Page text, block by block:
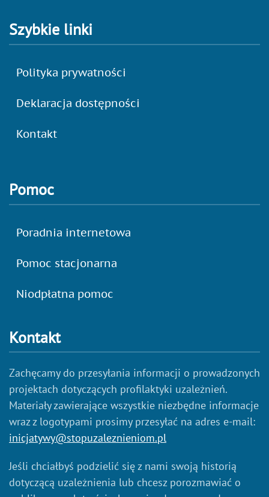
Szybkie linki
Polityka prywatności
Deklaracja dostępności
Kontakt
Pomoc
Poradnia internetowa
Pomoc stacjonarna
Niodpłatna pomoc
Kontakt
Zachęcamy do przesyłania informacji o prowadzonych
projektach dotyczących profilaktyki uzależnień.
Materiały zawierające wszystkie niezbędne informacje
wraz z logotypami prosimy przesyłać na adres e-mail:
inicjatywy@stopuzaleznieniom.pl
Jeśli chciałbyś podzielić się z nami swoją historią
dotyczącą uzależnienia lub chcesz porozmawiać o